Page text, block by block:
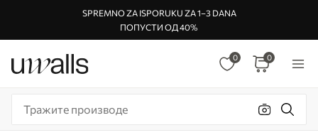
SPREMNO ZA ISPORUKU ZA 1–3 DANA
ПОПУСТИ ОД 40%
0 0